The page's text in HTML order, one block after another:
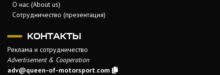
О нас (About us)
Сотрудничество (презентация)
КОНТАКТЫ
Реклама и сотрудничество
Advertisement & Cooperation
adv@queen-of-motorsport.com